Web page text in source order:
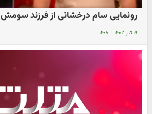
رونمایی سام درخشانی از فرزند سومش
۱۹ تیر ۱۴۰۲ | ۱۴:۸